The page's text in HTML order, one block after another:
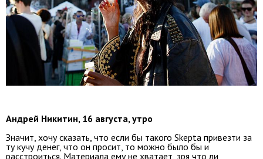
Андрей Никитин, 16 августа, утро
Значит, хочу сказать, что если бы такого Skepta привезти за
ту кучу денег, что он просит, то можно было бы и
расстроиться. Материала ему не хватает, зря что ли